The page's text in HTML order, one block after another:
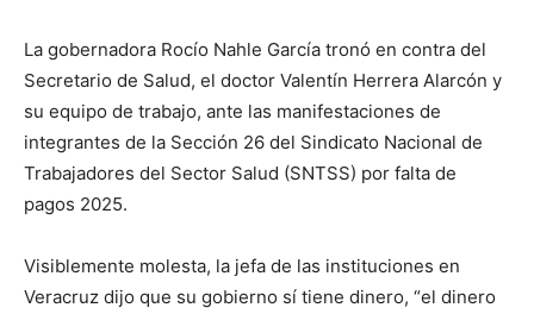
La gobernadora Rocío Nahle García tronó en contra del
Secretario de Salud, el doctor Valentín Herrera Alarcón y
su equipo de trabajo, ante las manifestaciones de
integrantes de la Sección 26 del Sindicato Nacional de
Trabajadores del Sector Salud (SNTSS) por falta de
pagos 2025.
Visiblemente molesta, la jefa de las instituciones en
Veracruz dijo que su gobierno sí tiene dinero, “el dinero